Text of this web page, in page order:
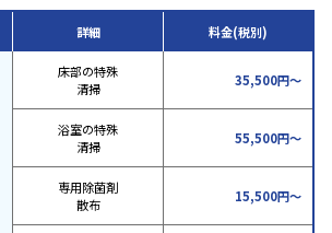
詳細 料金(税別)
床部の特殊
清掃
35,500円～
浴室の特殊
清掃
55,500円～
専用除菌剤
散布
15,500円～